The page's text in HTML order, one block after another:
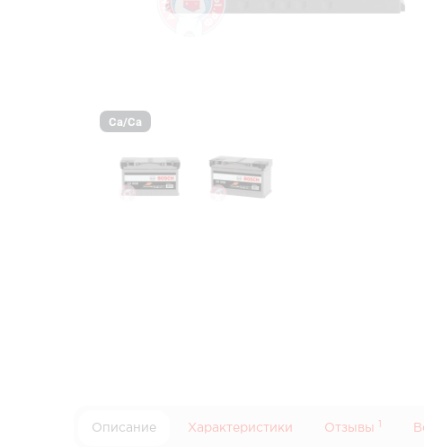
Ca/Ca
Описание Характеристики Отзывы